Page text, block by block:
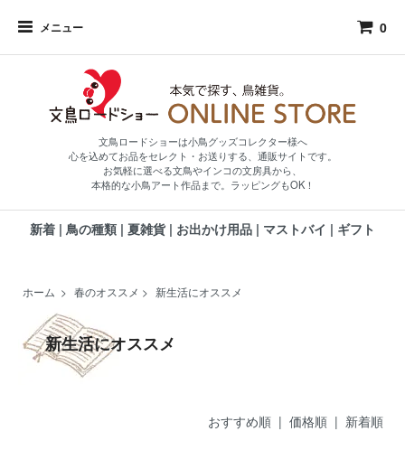
メニュー 0
文鳥ロードショーは小鳥グッズコレクター様へ
心を込めてお品をセレクト・お送りする、通販サイトです。
お気軽に選べる文鳥やインコの文房具から、
本格的な小鳥アート作品まで。ラッピングもOK！
新着 | 鳥の種類 | 夏雑貨 | お出かけ用品 | マストバイ | ギフト
ホーム > 春のオススメ > 新生活にオススメ
新生活にオススメ
おすすめ順 | 価格順| 新着順